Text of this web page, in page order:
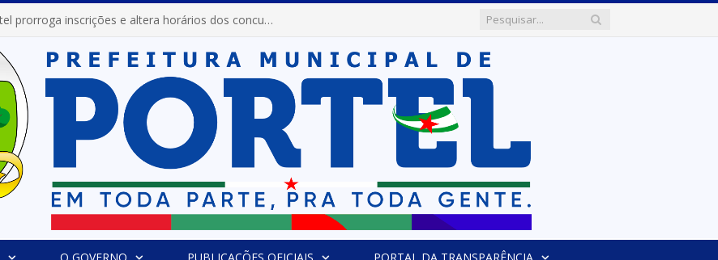
Prefeitura de Portel abre inscrições para concursos que elegerão os destaques do Verão 2026